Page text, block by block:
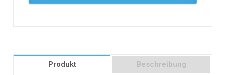
Produkt Beschreibung